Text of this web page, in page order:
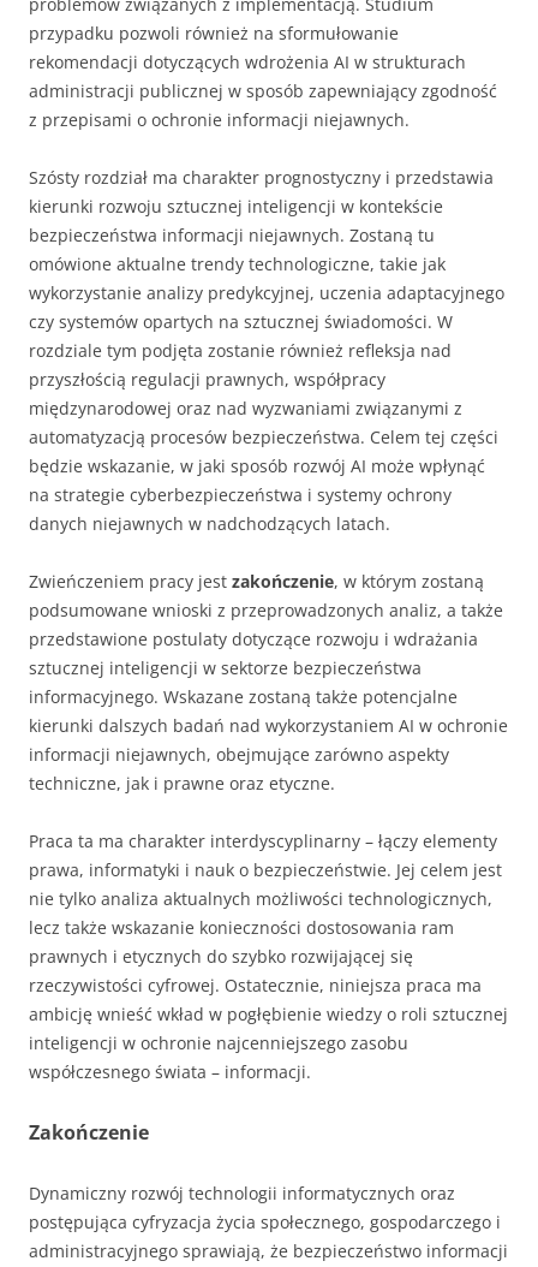
przypadku pozwoli również na sformułowanie
rekomendacji dotyczących wdrożenia AI w strukturach
administracji publicznej w sposób zapewniający zgodność
z przepisami o ochronie informacji niejawnych.
Szósty rozdział ma charakter prognostyczny i przedstawia
kierunki rozwoju sztucznej inteligencji w kontekście
bezpieczeństwa informacji niejawnych. Zostaną tu
omówione aktualne trendy technologiczne, takie jak
wykorzystanie analizy predykcyjnej, uczenia adaptacyjnego
czy systemów opartych na sztucznej świadomości. W
rozdziale tym podjęta zostanie również refleksja nad
przyszłością regulacji prawnych, współpracy
międzynarodowej oraz nad wyzwaniami związanymi z
automatyzacją procesów bezpieczeństwa. Celem tej części
będzie wskazanie, w jaki sposób rozwój AI może wpłynąć
na strategie cyberbezpieczeństwa i systemy ochrony
danych niejawnych w nadchodzących latach.
Zwieńczeniem pracy jest zakończenie, w którym zostaną
podsumowane wnioski z przeprowadzonych analiz, a także
przedstawione postulaty dotyczące rozwoju i wdrażania
sztucznej inteligencji w sektorze bezpieczeństwa
informacyjnego. Wskazane zostaną także potencjalne
kierunki dalszych badań nad wykorzystaniem AI w ochronie
informacji niejawnych, obejmujące zarówno aspekty
techniczne, jak i prawne oraz etyczne.
Praca ta ma charakter interdyscyplinarny – łączy elementy
prawa, informatyki i nauk o bezpieczeństwie. Jej celem jest
nie tylko analiza aktualnych możliwości technologicznych,
lecz także wskazanie konieczności dostosowania ram
prawnych i etycznych do szybko rozwijającej się
rzeczywistości cyfrowej. Ostatecznie, niniejsza praca ma
ambicję wnieść wkład w pogłębienie wiedzy o roli sztucznej
inteligencji w ochronie najcenniejszego zasobu
współczesnego świata – informacji.
Zakończenie
Dynamiczny rozwój technologii informatycznych oraz
postępująca cyfryzacja życia społecznego, gospodarczego i
administracyjnego sprawiają, że bezpieczeństwo informacji